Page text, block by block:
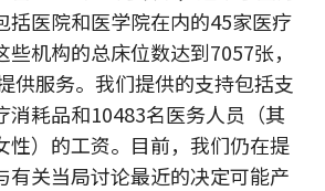
括医院和医学院在内的45家医疗
机构的总床位数达到7057张，
供服务。我们提供的支持包括支
消耗品和10483名医务人员（其
性）的工资。目前，我们仍在提
有关当局讨论最近的决定可能产